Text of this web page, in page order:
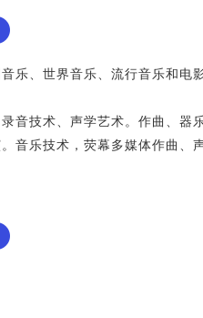
乐、世界音乐、流行音乐和电
录音技术、声学艺术。作曲、器
音乐技术，荧幕多媒体作曲、